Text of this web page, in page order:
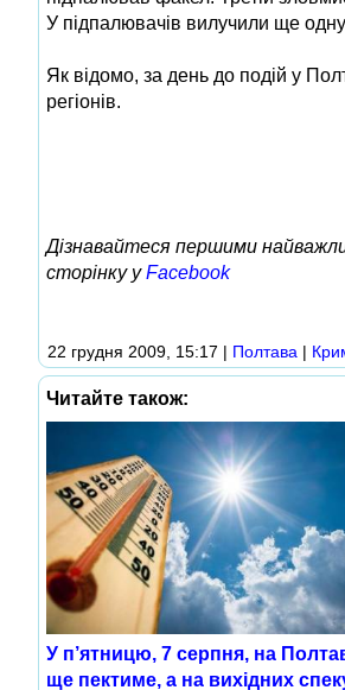
У підпалювачів вилучили ще
Як відомо, за день до подій у
регіонів.
Дізнавайтеся першими
сторінку уFacebook
22 грудня 2009, 15:17 | Полтава |
Читайте також:
У п’ятницю, 7 серпня, на
ще пектиме, а на вихідних